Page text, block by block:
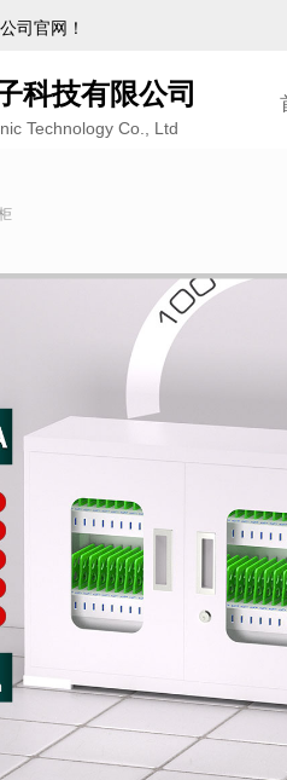
科技有限公司
Technology Co., Ltd
司官网！